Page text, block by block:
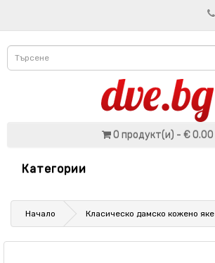
0 продукт(и) - € 0.00
Категории
Начало Класическо дамско кожено яке